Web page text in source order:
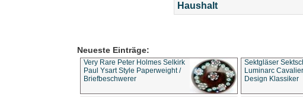
Haushalt
Neueste Einträge:
Very Rare Peter Holmes Selkirk
Paul Ysart Style Paperweight /
Briefbeschwerer
Sektgläser
Luminarc
Design Klassiker